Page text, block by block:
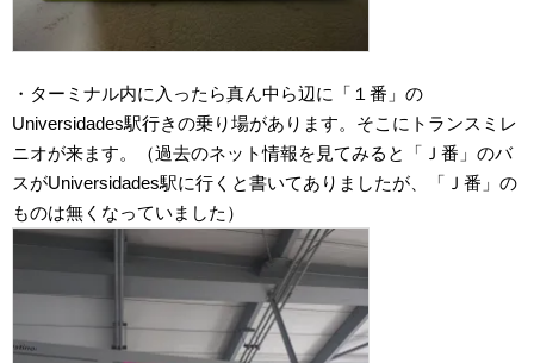
・ターミナル内に入ったら真ん中ら辺に「１番」の
Universidades駅行きの乗り場があります。そこにトランスミレ
ニオが来ます。（過去のネット情報を見てみると「Ｊ番」のバ
スがUniversidades駅に行くと書いてありましたが、「Ｊ番」の
ものは無くなっていました）